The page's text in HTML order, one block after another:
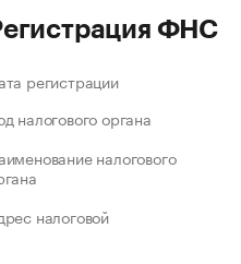
ФНС
регистрации
налогового органа
налогового
налоговой